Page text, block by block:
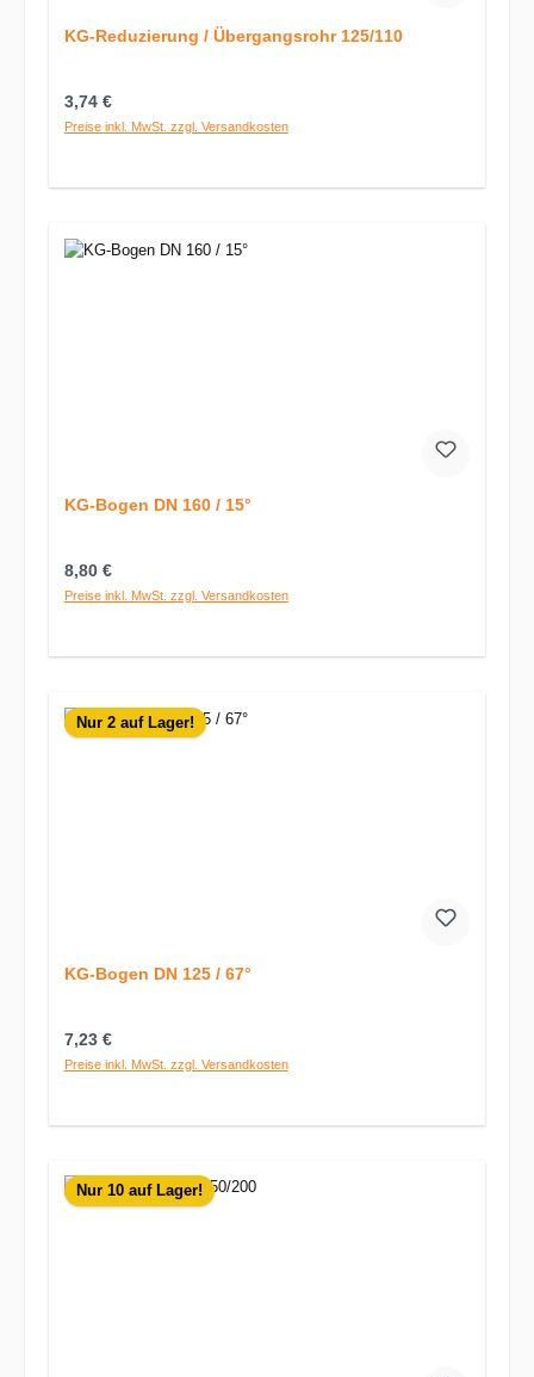
KG-Reduzierung / Übergangsrohr 125/110
Regulärer Preis:
3,74 €
Preise inkl. MwSt. zzgl. Versandkosten
KG-Bogen DN 160 / 15°
Regulärer Preis:
8,80 €
Preise inkl. MwSt. zzgl. Versandkosten
Nur 2 auf Lager!
KG-Bogen DN 125 / 67°
Regulärer Preis:
7,23 €
Preise inkl. MwSt. zzgl. Versandkosten
Nur 10 auf Lager!